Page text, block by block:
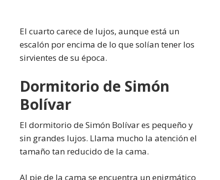
El cuarto carece de lujos, aunque está un
escalón por encima de lo que solían tener los
sirvientes de su época.
Dormitorio de Simón
Bolívar
El dormitorio de Simón Bolívar es pequeño y
sin grandes lujos. Llama mucho la atención el
tamaño tan reducido de la cama.
Al pie de la cama se encuentra un enigmático